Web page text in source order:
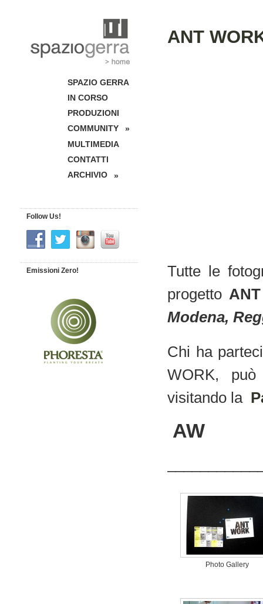
ANT
Tutte le
progetto
Modena,
Chi ha
WORK,
visitando la
AW
Photo Gallery
SPAZIO GERRA
IN CORSO
PRODUZIONI
COMMUNITY
»
MULTIMEDIA
CONTATTI
ARCHIVIO
»
Follow Us!
Emissioni Zero!